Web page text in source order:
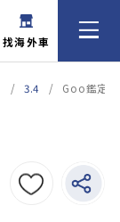
找海外車
3.4 Goo鑑定車